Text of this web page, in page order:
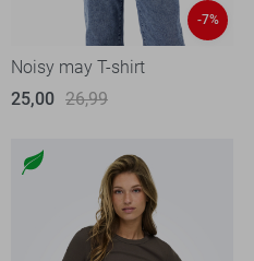
-7%
Noisy may T-shirt
25,00 26,99